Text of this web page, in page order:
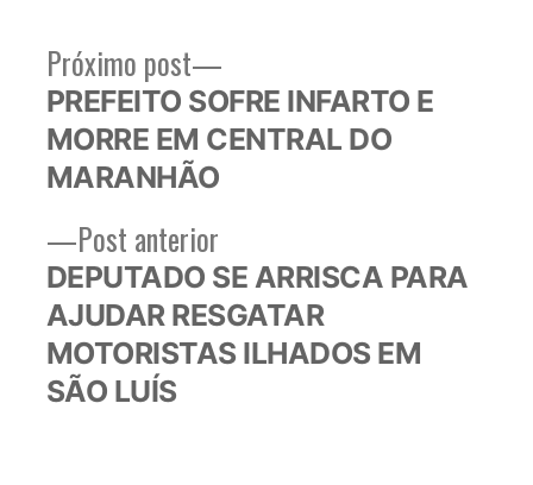
Navegação
de
Post
Post anteriorPost
anterior:
DEPUTADO SE ARRISCA PARA
AJUDAR RESGATAR
MOTORISTAS ILHADOS EM
SÃO LUÍS
Próximo post
Próximo
post:
PREFEITO SOFRE INFARTO E
MORRE EM CENTRAL DO
MARANHÃO